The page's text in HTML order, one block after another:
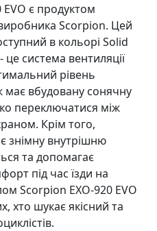
є продуктом
Scorpion. Цей
в кольорі Solid
система вентиляції
рівень
має вбудовану сонячну
переключатися між
Крім того,
знімну внутрішню
та допомагає
під час їзди на
Scorpion EXO-920 EVO
хто шукає якісний та